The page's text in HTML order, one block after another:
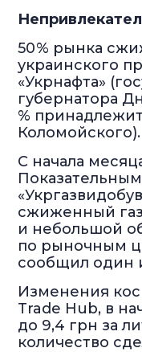
50 % рынка
украинского
«Укрнафта»
губернатора
%
Коломойского).
С начала
сжиженный газ
и небольшой
по рыночным
сообщил один
Изменения
Trade Hub, в
до 9,4 грн за
количество